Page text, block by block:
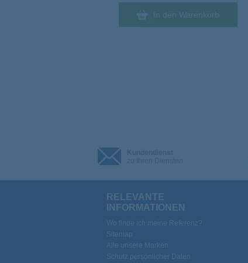
In den Warenkorb
RELEVANTE
INFORMATIONEN
Wo finde ich meine Referenz?
Sitemap
Alle unsere Marken
Schutz persönlicher Daten